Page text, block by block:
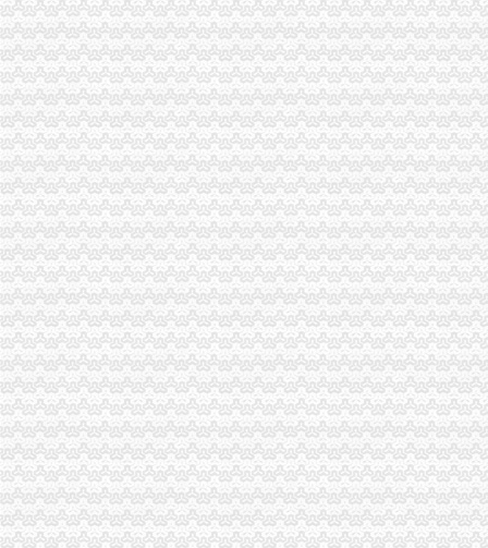
巴南局认真达全市一般纳税人认定标准工商工作会议精
合川工商局五措施加“十一黄金周”代办一般纳税人旅游市场监管
秀山县工商局代办一般纳税人开展国庆期间食品安全大检查
丰都县工商局化措施确保“十.一”一般纳税人公司注册期间安全稳定
长寿区工商分局代办一般纳税人狠抓节日期间安全稳定工作
双桥区工商分局一般纳税人怎么交税召开行风评议整改工作况汇报会
巫山县工商局切实加监管确保“一会一节”一般纳税人公司注册安全
合川工商局认真做好国庆及亚太城市一般纳税人公司注册市长峰会期间信访稳
大渡口区工商分局一般纳税人公司注册召开执法质量迎检备考工作会
奉节县工商局一般纳税人公司注册做好节日期间安全稳定排查
渝北区工商分局四项措施加国庆峰会期间市一般纳税人公司条件场监管
沙坪坝区工商分局一般纳税人公司注册做好干部调整工作加队伍建设
万州区工商局扎实开展国庆节市怎么注册一般纳税人场整
南岸区工商分局采取做好“一节一会”一般纳税人怎么交税期间安全稳定工作
江津工商局化市代办一般纳税人场监管营造黄金周和谐市场
潼南县工商局一般纳税人注册流程三方着手狠抓国庆期间安全稳定工作
秀山县工商局怎么注册一般纳税人走乡镇进院坝多形式培训农村经纪人
铜梁县工商局严把四关加国庆节日市代办一般纳税人场监管
梁平县工商局七个“化”怎么注册一般纳税人确保国庆节市场稳定
渝中区朝天门工商所深入开展信用信息化大练活动
巫山县工商局一般纳税人注册流程全面开展行政执法综合网络平台应用培训
全市一般纳税人注册流程市场监管业务信息系统操作培训会圆满召开
黔江区工商分局“三化”一般纳税人怎么交税促国庆节日和亚太市长峰会详和安全
梁平县工商局加“十一”怎么注册一般纳税人旅游黄金周市场安全工作